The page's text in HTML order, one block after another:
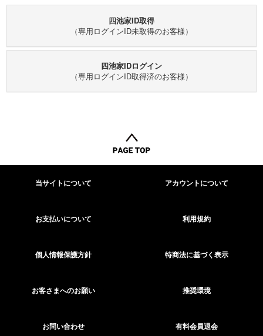
四池家ID取得
（専用ログインID未取得のお客様）
四池家IDログイン
（専用ログインID取得済のお客様）
当サイトについて アカウントについて
お支払いについて 利用規約
個人情報保護方針 特商法に基づく表示
お客さまへのお願い 推奨環境
お問い合わせ 有料会員退会